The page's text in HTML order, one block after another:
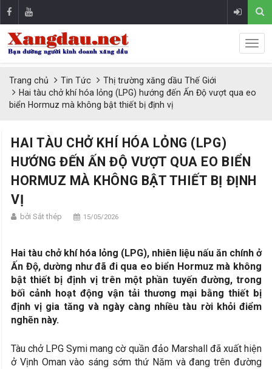
Trang chủ Tin Tức
Thị trường xăng dầu Thế Giới
Hai tàu chở khí hóa lỏng (LPG) hướng đến Ấn Độ vượt qua eo
biển Hormuz mà không bật thiết bị định vị
HAI TÀU CHỞ KHÍ HÓA LỎNG (LPG)
HƯỚNG ĐẾN ẤN ĐỘ VƯỢT QUA EO BIỂN
HORMUZ MÀ KHÔNG BẬT THIẾT BỊ ĐỊNH
VỊ
bởi Sắt thép 15/05/2026
Hai tàu chở khí hóa lỏng (LPG), nhiên liệu nấu ăn chính ở
Ấn Độ, dường như đã đi qua eo biển Hormuz mà không
bật thiết bị định vị trên một phần tuyến đường, trong
bối cảnh hoạt động vận tải thương mại bằng thiết bị
định vị gia tăng và ngày càng nhiều tàu rời khỏi điểm
nghẽn này.
Tàu chở LPG Symi mang cờ quần đảo Marshall đã xuất hiện
ở Vịnh Oman vào sáng sớm thứ Năm và đang trên đường